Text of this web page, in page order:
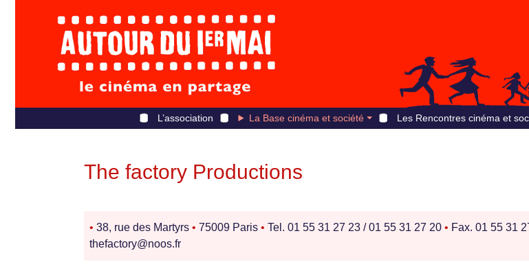
L’association La Base cinéma et société Les Rencontres cinéma et
The factory Productions
• 38, rue des Martyrs • 75009 Paris • Tel. 01 55 31 27 23 / 01 55 31 27 20 • Fax. 01 55 31
thefactory@noos.fr